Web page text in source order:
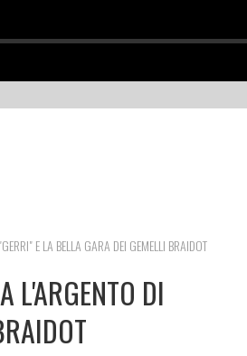
E LA BELLA GARA DEI GEMELLI BRAIDOT
L'ARGENTO DI